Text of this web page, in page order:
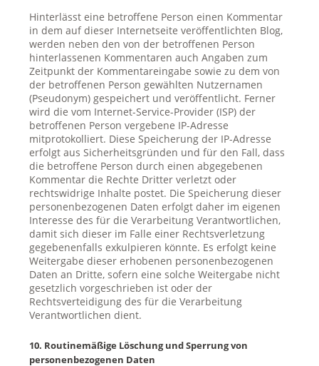
Hinterlässt eine betroffene Person einen Kommentar
in dem auf dieser Internetseite veröffentlichten Blog,
werden neben den von der betroffenen Person
hinterlassenen Kommentaren auch Angaben zum
Zeitpunkt der Kommentareingabe sowie zu dem von
der betroffenen Person gewählten Nutzernamen
(Pseudonym) gespeichert und veröffentlicht. Ferner
wird die vom Internet-Service-Provider (ISP) der
betroffenen Person vergebene IP-Adresse
mitprotokolliert. Diese Speicherung der IP-Adresse
erfolgt aus Sicherheitsgründen und für den Fall, dass
die betroffene Person durch einen abgegebenen
Kommentar die Rechte Dritter verletzt oder
rechtswidrige Inhalte postet. Die Speicherung dieser
personenbezogenen Daten erfolgt daher im eigenen
Interesse des für die Verarbeitung Verantwortlichen,
damit sich dieser im Falle einer Rechtsverletzung
gegebenenfalls exkulpieren könnte. Es erfolgt keine
Weitergabe dieser erhobenen personenbezogenen
Daten an Dritte, sofern eine solche Weitergabe nicht
gesetzlich vorgeschrieben ist oder der
Rechtsverteidigung des für die Verarbeitung
Verantwortlichen dient.
10. Routinemäßige Löschung und Sperrung von
personenbezogenen Daten